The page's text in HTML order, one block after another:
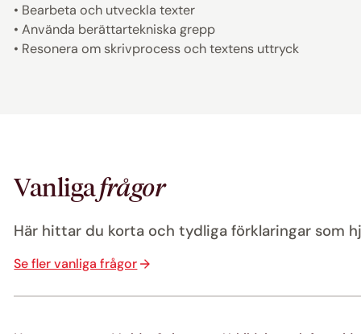
• Bearbeta och utveckla texter
• Använda berättartekniska grepp
• Resonera om skrivprocess och textens uttryck
Vanligafrågor
Här hittar du korta och tydliga förklaringar som
Se fler vanliga frågor